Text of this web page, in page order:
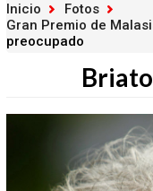
Inicio
Fotos
Gran Premio de
preocupado